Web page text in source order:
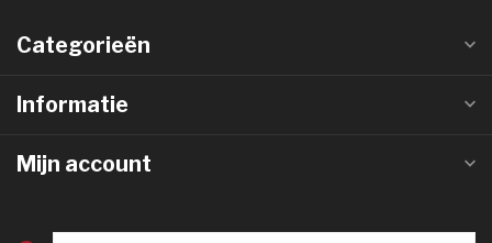
Categorieën
Informatie
Mijn account